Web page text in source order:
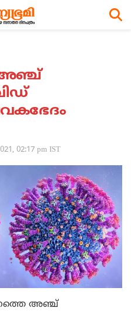
02:17 pm IST
അഞ്ച്